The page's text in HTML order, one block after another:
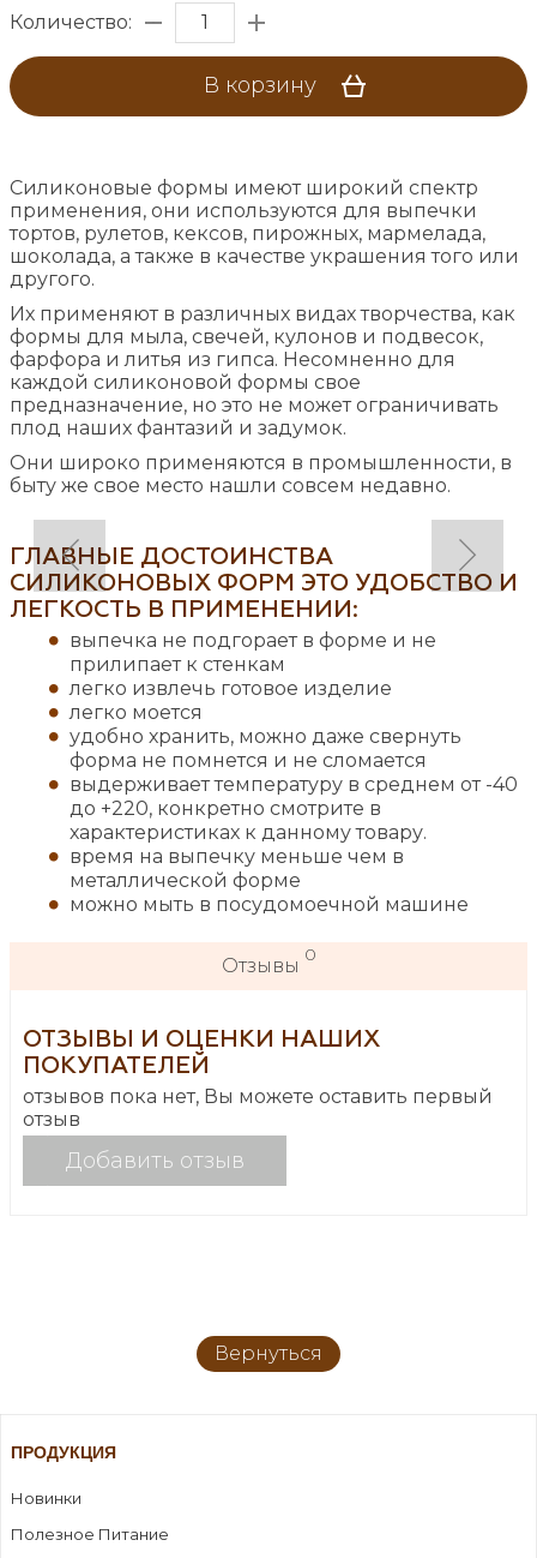
Количество:
В корзину
Силиконовые формы имеют широкий спектр
применения, они используются для выпечки
тортов, рулетов, кексов, пирожных, мармелада,
шоколада, а также в качестве украшения того или
другого.
Их применяют в различных видах творчества, как
формы для мыла, свечей, кулонов и подвесок,
фарфора и литья из гипса. Несомненно для
каждой силиконовой формы свое
предназначение, но это не может ограничивать
плод наших фантазий и задумок.
Они широко применяются в промышленности, в
быту же свое место нашли совсем недавно.
ГЛАВНЫЕ ДОСТОИНСТВА
СИЛИКОНОВЫХ ФОРМ ЭТО УДОБСТВО И
ЛЕГКОСТЬ В ПРИМЕНЕНИИ:
выпечка не подгорает в форме и не
прилипает к стенкам
легко извлечь готовое изделие
легко моется
удобно хранить, можно даже свернуть
форма не помнется и не сломается
выдерживает температуру в среднем от -40
до +220, конкретно смотрите в
характеристиках к данному товару.
время на выпечку меньше чем в
металлической форме
можно мыть в посудомоечной машине
Отзывы 0
ОТЗЫВЫ И ОЦЕНКИ НАШИХ
ПОКУПАТЕЛЕЙ
отзывов пока нет, Вы можете оставить первый
отзыв
Добавить отзыв
Вернуться
ПРОДУКЦИЯ
Новинки
Полезное Питание